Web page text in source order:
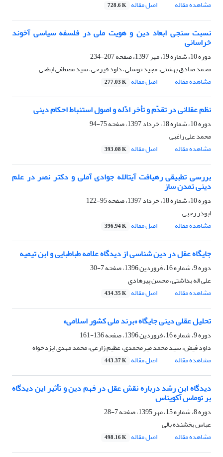
مشاهده مقاله
اصل مقاله 728.6 K
نسبت سنجی ابعاد دین و هویت ملی در فلسفه سیاسی آخوند
خراسانی
دوره 10، شماره 19، مهر 1397، صفحه
207-234
محمد صادق بهشتی، مجید توسلی، داود فیرحی، سید مصطفی ابطحی
مشاهده مقاله
اصل مقاله 277.03 K
نظم عقلانی در تقدّم و تأخر ادّله‏ و اصول استنباط احکام دینی
دوره 10، شماره 18، خرداد 1397، صفحه
75-94
محمد علی راغبی
مشاهده مقاله
اصل مقاله 393.08 K
بررسی تطبیقی رهیافت آیت‏الله جوادی آملی و دکتر نصر در علم
دینی تمدن ‏ساز
دوره 10، شماره 18، خرداد 1397، صفحه
95-122
ابوذر رجبی
مشاهده مقاله
اصل مقاله 396.94 K
جایگاه عقل در دین شناسی از دیدگاه علامه طباطبایی و ابن ‏تیمیه
دوره 9، شماره 16، فروردین 1396، صفحه
7-30
علی اله بداشتی، محسن پیرهادی
مشاهده مقاله
اصل مقاله 434.35 K
تحلیل عقلی دینی جایگاه «برند ملی کشور اسلامی»
دوره 9، شماره 16، فروردین 1396، صفحه
136-161
داود فیض، سید محمد میرمحمدی، عظیم زارعی، محمد مهدی ایزدخواه
مشاهده مقاله
اصل مقاله 443.37 K
دیدگاه ابن رشد درباره نقش عقل در فهم دین و تأثیر این دیدگاه
بر توماس آکویناس
دوره 8، شماره 15، مهر 1395، صفحه
7-28
عباس بخشنده بالی
مشاهده مقاله
اصل مقاله 498.16 K